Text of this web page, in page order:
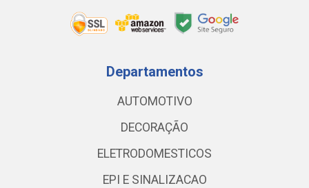
Departamentos
AUTOMOTIVO
DECORAÇÃO
ELETRODOMESTICOS
EPI E SINALIZACAO